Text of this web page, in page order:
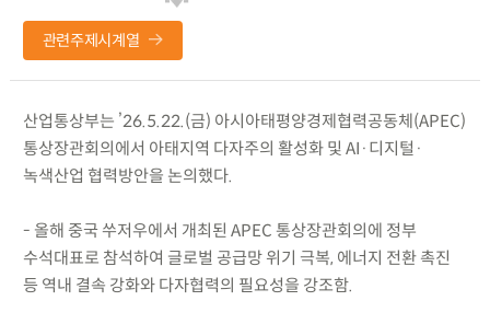
관련주제시계열
산업통상부는 ’26.5.22.(금) 아시아태평양경제협력공동체(APEC)
통상장관회의에서 아태지역 다자주의 활성화 및 AI·디지털·
녹색산업 협력방안을 논의했다.
- 올해 중국 쑤저우에서 개최된 APEC 통상장관회의에 정부
수석대표로 참석하여 글로벌 공급망 위기 극복, 에너지 전환 촉진
등 역내 결속 강화와 다자협력의 필요성을 강조함.